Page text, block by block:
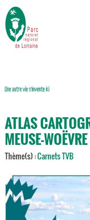
ATLAS
MEUSE-WOËVRE
Thème(s) :Carnets TVB